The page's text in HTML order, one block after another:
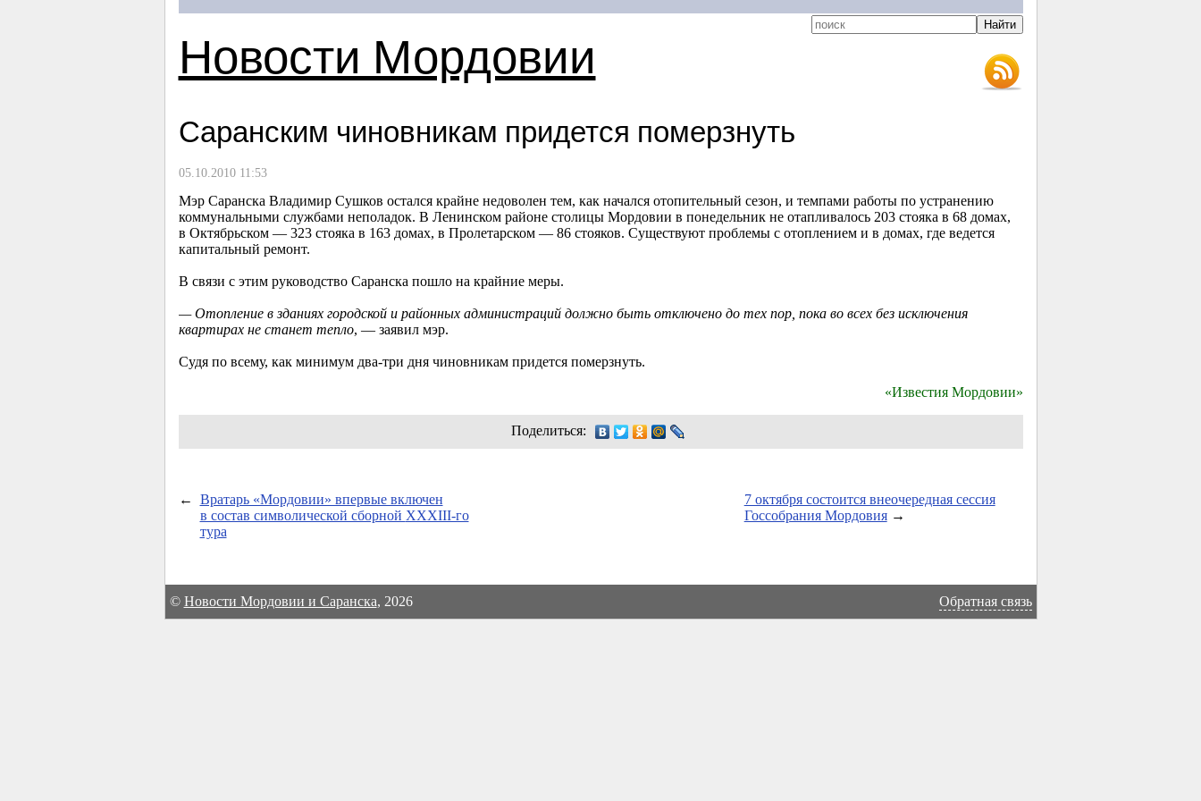
Новости Мордовии
Саранским чиновникам придется померзнуть
05.10.2010 11:53
Мэр Саранска Владимир Сушков остался крайне недоволен тем, как начался отопительный сезон, и темпами работы по устранению
коммунальными службами неполадок. В Ленинском районе столицы Мордовии в понедельник не отапливалось 203 стояка в 68 домах,
в Октябрьском — 323 стояка в 163 домах, в Пролетарском — 86 стояков. Существуют проблемы с отоплением и в домах, где ведется
капитальный ремонт.
В связи с этим руководство Саранска пошло на крайние меры.
— Отопление в зданиях городской и районных администраций должно быть отключено до тех пор, пока во всех без исключения
квартирах не станет тепло, — заявил мэр.
Судя по всему, как минимум два-три дня чиновникам придется померзнуть.
«Известия Мордовии»
Поделиться:
←
Вратарь «Мордовии» впервые включен
в состав символической сборной XXXIII-го
тура
7 октября состоится внеочередная сессия
Госсобрания Мордовия→
© Новости Мордовии и Саранска, 2026 Обратная связь